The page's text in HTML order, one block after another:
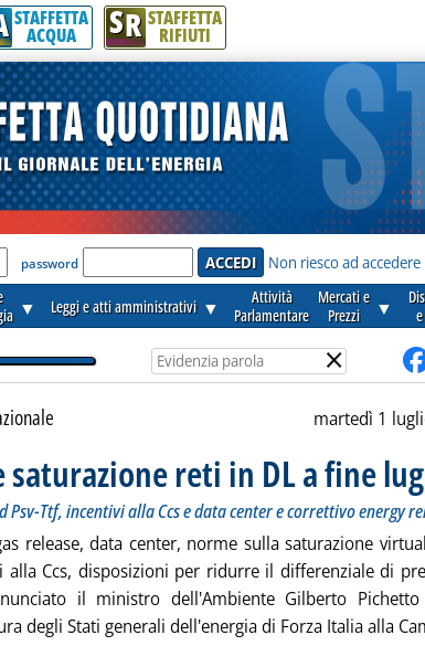
la notizia.
STAFFETTA
ACQUA SR STAFFETTA
RIFIUTI
accedere'
password Non riesco ad accedere
▼ Leggi e atti amministrativi ▼
Attività
Parlamentare
Mercati e
Prezzi
▼
×
martedì 1
saturazione reti in DL a fine
Psv-Ttf, incentivi alla Ccs e data center e correttivo energy
release, data center, norme sulla saturazione
alla Ccs, disposizioni per ridurre il differenziale di
il ministro dell'Ambiente Gilberto Pichetto
degli Stati generali dell'energia di Forza Italia alla